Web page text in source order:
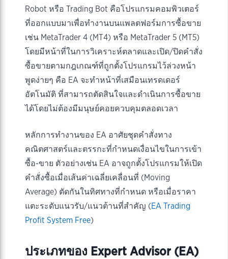
Robot หรือ Trading Bot คือโปรแกรมคอมพิวเตอร์
ที่ออกแบบมาเพื่อทำงานบนแพลตฟอร์มการซื้อขาย
เช่น MetaTrader 4 (MT4) หรือ MetaTrader 5 (MT5)
โดยมีหน้าที่ในการวิเคราะห์ตลาดและเปิด/ปิดคำสั่ง
ซื้อขายตามกฎเกณฑ์ที่ถูกตั้งโปรแกรมไว้ล่วงหน้า
พูดง่ายๆ คือ EA จะทำหน้าที่เสมือนเทรดเดอร์
อัตโนมัติ ที่สามารถตัดสินใจและดำเนินการซื้อขาย
ได้โดยไม่ต้องมีมนุษย์คอยควบคุมตลอดเวลา
หลักการทำงานของ EA อาศัยชุดคำสั่งทาง
คณิตศาสตร์และตรรกะที่กำหนดเงื่อนไขในการเข้า
ซื้อ-ขาย ตัวอย่างเช่น EA อาจถูกตั้งโปรแกรมให้เปิด
คำสั่งซื้อเมื่อเส้นค่าเฉลี่ยเคลื่อนที่ (Moving
Average) ตัดกันในทิศทางที่กำหนด หรือเมื่อราคา
แตะระดับแนวรับ/แนวต้านที่สำคัญ (EA Trading
Profit System Free)
ประเภทของ Expert Advisor (EA)